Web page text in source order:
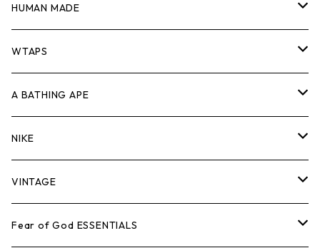
ジャケット
パンツ
キャップ・ハット
バッグ
シューズ
小物
シャツ
ジャケット
パンツ
キャップ・ハット
バッグ
シューズ
スウェット/ニット
シャツ
ジャケット
パンツ
キャップ・ハット
バッグ
ロンTEE
スウェット/ニット
シャツ
ジャケット
パンツ
キャップ・ハット
Tシャツ
ロンTEE
スウェット/ニット
シャツ
ジャケット
パンツ
HUMAN MADE
Tシャツ
ロンT
スウェット/ニット
シャツ
ジャケット
WTAPS
Tシャツ
ロンTEE
スウェット/ニット
シャツ
A BATHING APE
Tシャツ
ロンTEE
スウェット/ニット
NIKE
シューズ
AIR JORDAN 1
アパレル・小物
VINTAGE
Tシャツ
Fear of God ESSENTIALS